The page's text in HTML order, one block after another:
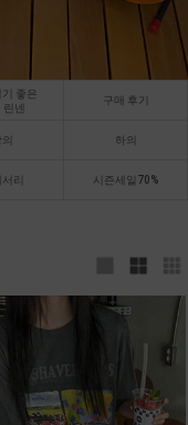
기 좋은
린넨
구매 후기
하의
리 시즌세일70%